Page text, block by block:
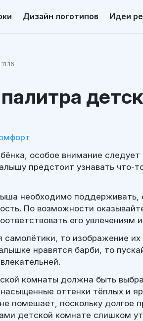
Дизайн логотипов Идеи
особое внимание следует
предстоит узнавать что-то
необходимо поддерживать,
По возможности
его увлечениям
самолётики, то изображение
нравятся барби, то
комнаты должна быть
оттенки тёплых и
помешает, поскольку долгое
детской комнате слишком